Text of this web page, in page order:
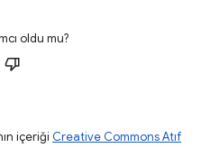
oldu mu?
içeriği Creative Commons Atıf